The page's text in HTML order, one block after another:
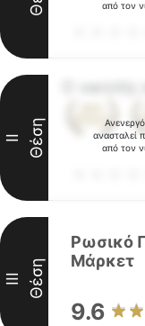
από τον
ανασταλεί
από τον
II Θέση
III Θέση
Ρωσικό
Μάρκετ
9.6